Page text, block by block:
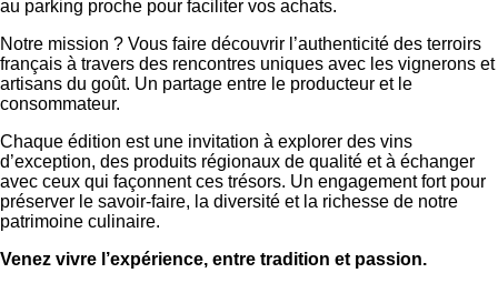
au parking proche pour faciliter vos achats.
Notre mission ? Vous faire découvrir l’authenticité des terroirs
français à travers des rencontres uniques avec les vignerons et
artisans du goût. Un partage entre le producteur et le
consommateur.
Chaque édition est une invitation à explorer des vins
d’exception, des produits régionaux de qualité et à échanger
avec ceux qui façonnent ces trésors. Un engagement fort pour
préserver le savoir-faire, la diversité et la richesse de notre
patrimoine culinaire.
Venez vivre l’expérience, entre tradition et passion.